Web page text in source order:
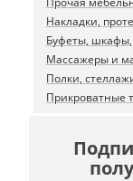
Накладки,
Буфеты,
Массажеры и
Полки,
Прикроватные